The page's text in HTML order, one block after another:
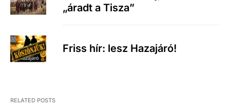
„áradt a Tisza”
Friss hír: lesz Hazajáró!
RELATED POSTS